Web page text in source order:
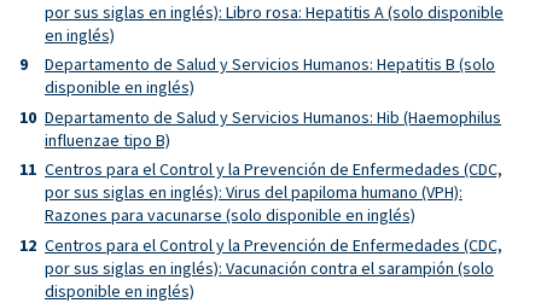
por sus siglas en inglés): Libro rosa: Hepatitis A (solo disponible
en inglés)
Departamento de Salud y Servicios Humanos: Hepatitis B (solo
disponible en inglés)
Departamento de Salud y Servicios Humanos: Hib (Haemophilus
influenzae tipo B)
Centros para el Control y la Prevención de Enfermedades (CDC,
por sus siglas en inglés): Virus del papiloma humano (VPH):
Razones para vacunarse (solo disponible en inglés)
Centros para el Control y la Prevención de Enfermedades (CDC,
por sus siglas en inglés): Vacunación contra el sarampión (solo
disponible en inglés)